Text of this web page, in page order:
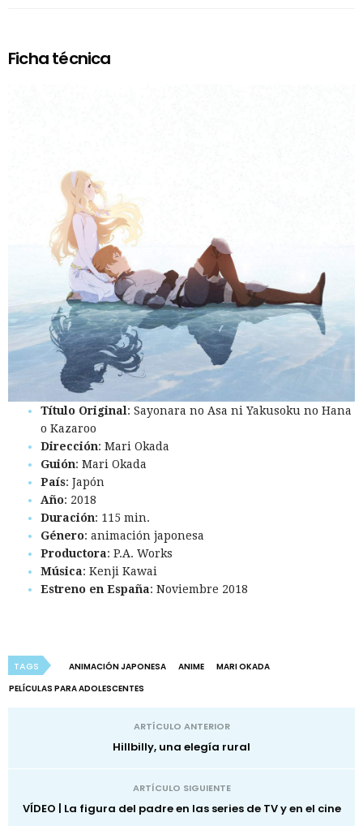
Ficha técnica
Título Original: Sayonara no Asa ni Yakusoku no Hana
o Kazaroo
Dirección: Mari Okada
Guión: Mari Okada
País: Japón
Año: 2018
Duración: 115 min.
Género: animación japonesa
Productora: P.A. Works
Música: Kenji Kawai
Estreno en España: Noviembre 2018
TAGS ANIMACIÓN JAPONESA ANIME
MARI OKADA
PELÍCULAS PARA ADOLESCENTES
ARTÍCULO ANTERIOR
Hillbilly, una elegía rural
ARTÍCULO SIGUIENTE
VÍDEO | La figura del padre en las series de TV y en el cine